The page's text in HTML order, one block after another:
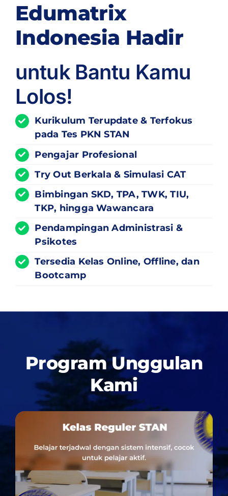
Edumatrix
Indonesia Hadir
untuk Bantu Kamu
Lolos!
Kurikulum Terupdate& Terfokus
pada Tes PKN STAN
Pengajar Profesional
Try Out Berkala & Simulasi CAT
Bimbingan SKD, TPA, TWK, TIU,
TKP, hingga Wawancara
Pendampingan Administrasi &
Psikotes
Tersedia Kelas Online, Offline, dan
Bootcamp
Program Unggulan
Kami